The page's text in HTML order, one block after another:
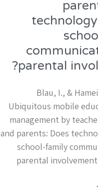
parental
Blau, I., &
Ubiquitous mobile
management by
and parents: Does
school-family
parental